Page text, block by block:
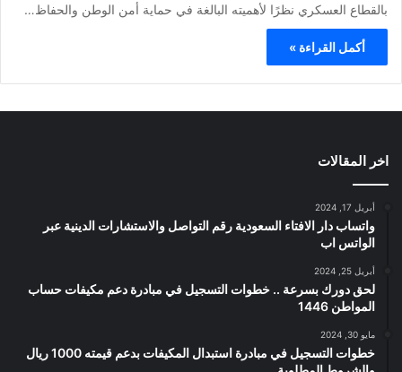
بالقطاع العسكري نظرًا لأهميته البالغة في حماية أمن الوطن والحفاظ…
أكمل القراءة »
اخر المقالات
أبريل 17, 2024
واتساب دار الافتاء السعودية رقم التواصل والاستشارات الدينية عبر
الواتس اب
أبريل 25, 2024
لحق دورك بسرعة .. خطوات التسجيل في مبادرة دعم مكيفات حساب
المواطن 1446
مايو 30, 2024
خطوات التسجيل في مبادرة استبدال المكيفات بدعم قيمته 1000 ريال